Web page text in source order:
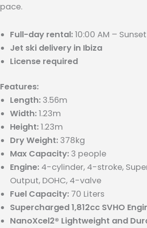
pace.
Full-day rental:10:00 AM – Sunset
Jet ski delivery in Ibiza
License required
Features:
Length: 3.56m
Width:1.23m
Height:1.23m
Dry Weight: 378kg
Max Capacity: 3 people
Engine: 4-cylinder, 4-stroke,
Output, DOHC, 4-valve
Fuel Capacity: 70 Liters
Supercharged 1,812cc SVHO
NanoXcel2® Lightweight and